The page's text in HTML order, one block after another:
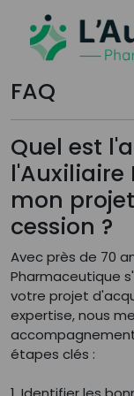
FAQ
Quel est
mon
cession ?
Avec près de 70
Pharmaceutique
votre projet
expertise, nous
étapes clés :